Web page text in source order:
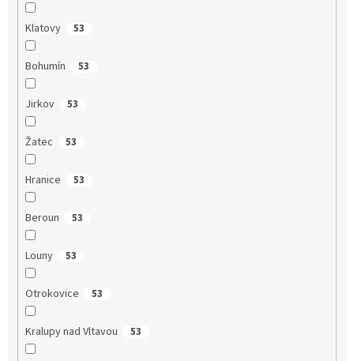
Klatovy 53
Bohumín 53
Jirkov 53
Žatec 53
Hranice 53
Beroun 53
Louny 53
Otrokovice 53
Kralupy nad Vltavou 53